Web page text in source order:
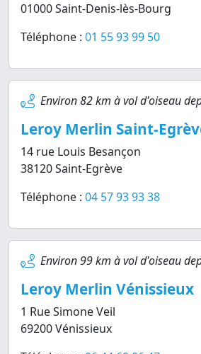
01000 Saint-Denis-lès-Bourg
Téléphone : 01 55 93 99 50
Environ 82 km à vol d'oiseau
Leroy Merlin Saint-
14 rue Louis Besançon
38120 Saint-Egrève
Téléphone : 04 57 93 93 38
Environ 99 km à vol d'oiseau
Leroy Merlin Vénissieux
1 Rue Simone Veil
69200 Vénissieux